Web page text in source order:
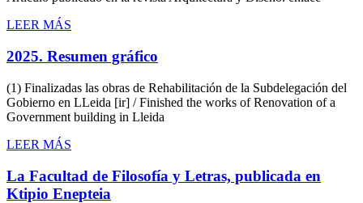
LEER MÁS
2025. Resumen gráfico
(1) Finalizadas las obras de Rehabilitación de la Subdelegación del
Gobierno en LLeida [ir] / Finished the works of Renovation of a
Government building in Lleida
LEER MÁS
La Facultad de Filosofía y Letras, publicada en
Ktipio Enepteia